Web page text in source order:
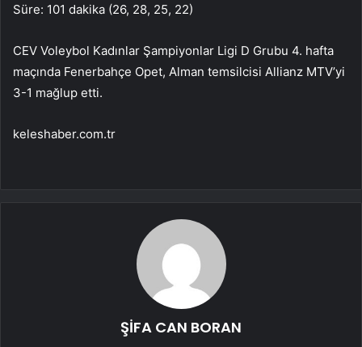
Süre: 101 dakika (26, 28, 25, 22)
CEV Voleybol Kadınlar Şampiyonlar Ligi D Grubu 4. hafta
maçında Fenerbahçe Opet, Alman temsilcisi Allianz MTV’yi
3-1 mağlup etti.
keleshaber.com.tr
ŞİFA CAN BORAN